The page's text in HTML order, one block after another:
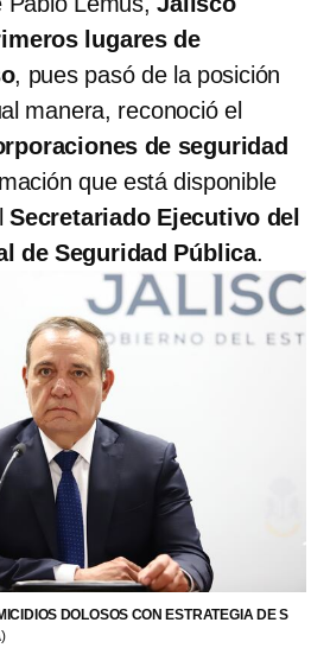
lugares de
, pues pasó de la posición
manera, reconoció el
de seguridad
que está disponible
Secretariado Ejecutivo del
de Seguridad Pública.
DOLOSOS CON ESTRATEGIA DE S